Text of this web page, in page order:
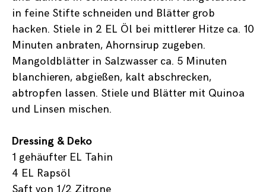
in feine Stifte schneiden und Blätter grob
hacken. Stiele in 2 EL Öl bei mittlerer Hitze ca. 10
Minuten anbraten, Ahornsirup zugeben.
Mangoldblätter in Salzwasser ca. 5 Minuten
blanchieren, abgießen, kalt abschrecken,
abtropfen lassen. Stiele und Blätter mit Quinoa
und Linsen mischen.
Dressing & Deko
1 gehäufter EL Tahin
4 EL Rapsöl
Saft von 1/2 Zitrone